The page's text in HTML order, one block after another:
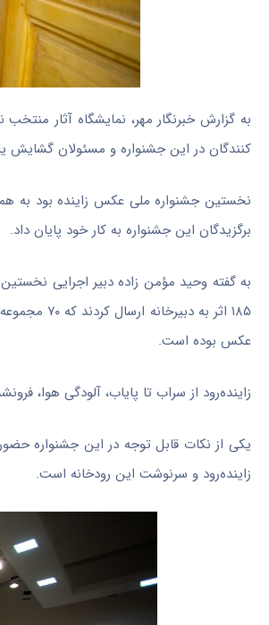
به گزارش خبرنگار مهر، نمایشگاه آثار
کنندگان در این جشنواره و مسئولان گشایش
نخستین جشنواره ملی عکسزاینده بود به
برگزیدگان این جشنواره به کار خود پایان داد.
عکس بوده است.
زاینده‌رود از سراب تا پایاب، آلودگی هوا،
یکی از نکات قابل توجه در این جشنواره
زاینده‌رود و سرنوشت این رودخانه است.